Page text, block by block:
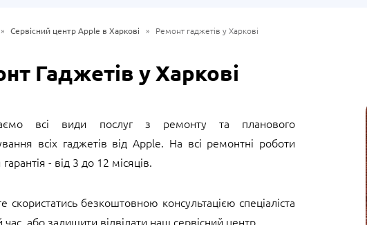
» Сервісний центр Apple в Харкові » Ремонт гаджетів у Харкові
Гаджетів у Харкові
всі види послуг з ремонту та планового
всіх гаджетів від Apple. На всі ремонтні роботи
- від 3 до 12 місяців.
скористатись безкоштовною консультацією спеціаліста
або залишити відвідати наш сервісний центр.